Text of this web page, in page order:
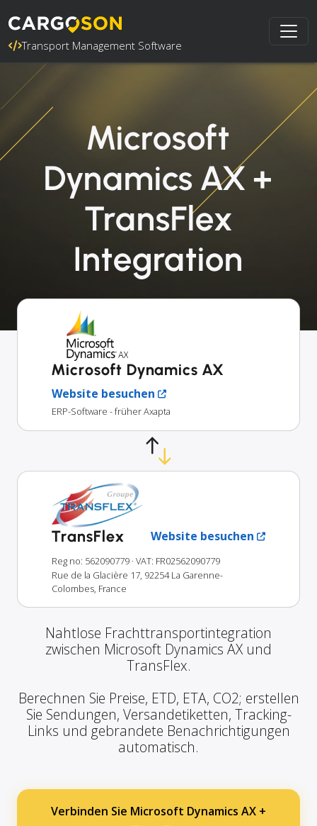
Transport Management Software
Microsoft
Dynamics AX +
TransFlex
Integration
Microsoft Dynamics AX
Website besuchen
ERP-Software - früher Axapta
TransFlex Website besuchen
Reg no: 562090779 · VAT: FR02562090779
Rue de la Glacière 17, 92254 La Garenne-
Colombes, France
Nahtlose Frachttransportintegration
zwischen Microsoft Dynamics AX und
TransFlex.
Berechnen Sie Preise, ETD, ETA, CO2; erstellen
Sie Sendungen, Versandetiketten, Tracking-
Links und gebrandete Benachrichtigungen
automatisch.
Verbinden Sie Microsoft Dynamics AX +